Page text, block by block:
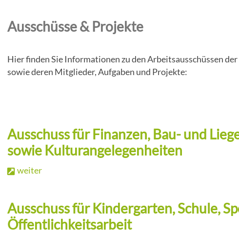
Gemeindezeitung
Notdienste
Mitarbeiter
Gemeindevertretung
Sehenswertes unserer Gemeinde
Wohnungsangebot
Gemeinde-Chronik
Pfarre
Ärzte & Notdienste
Gemeindekarte und Orte
Lageplan & Anfahrtsskizze
Betriebsgebiete
Ausschüsse & Projekte
Hier finden Sie Informationen zu den Arbeitsausschüssen
sowie deren Mitglieder, Aufgaben und Projekte:
Ausschuss für Finanzen, Bau- und
sowie Kulturangelegenheiten
weiter
Ausschuss für Kindergarten, Schule,
Öffentlichkeitsarbeit